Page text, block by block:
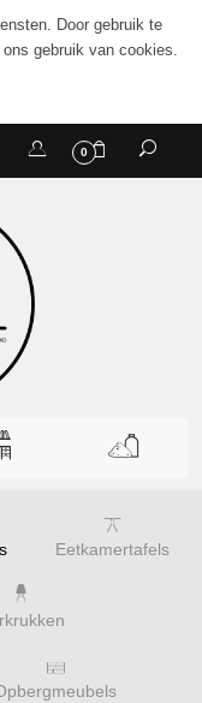
Door gebruik te
gebruik van cookies.
0
Eetkamertafels